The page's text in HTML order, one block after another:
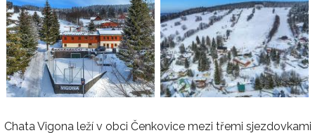
Chata Vigona leží v obci Čenkovice mezi třemi sjezdovkami